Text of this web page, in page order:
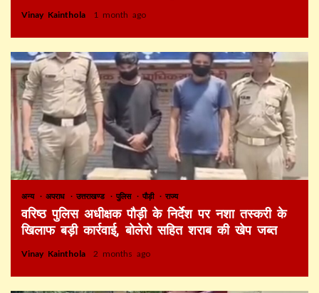
Vinay Kainthola 1 month ago
अन्य अपराध उत्तराखण्ड पुलिस पौड़ी राज्य
वरिष्ठ पुलिस अधीक्षक पौड़ी के निर्देश पर नशा तस्करी के
खिलाफ बड़ी कार्रवाई, बोलेरो सहित शराब की खेप जब्त
Vinay Kainthola 2 months ago